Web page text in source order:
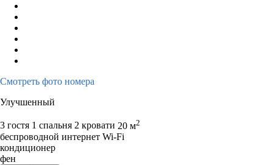
Смотреть фото номера
Улучшенный
3 гостя 1 спальня 2 кровати 20 м2
беспроводной интернет Wi-Fi
кондиционер
фен